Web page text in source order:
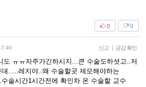
0
0
신고 | 공감 확인
도 ㅠㅠ자주가긴하시지...큰 수술도하셧고..저
.....레지야..왜 수술할곳 제모해야하는
술시간1시간전에 확인차 온 수술할 교수